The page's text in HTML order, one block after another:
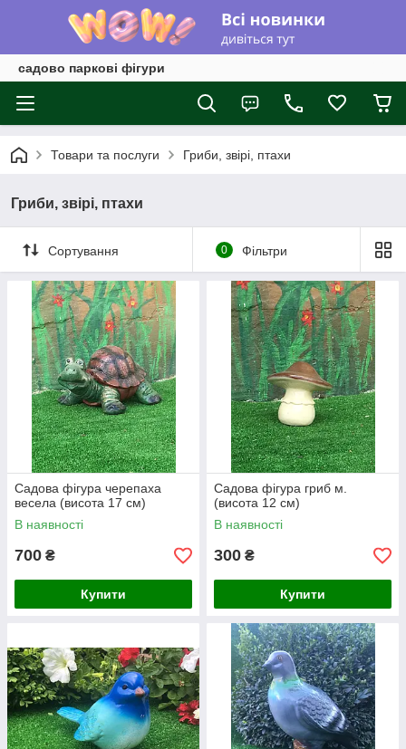
садово паркові фігури
Товари та послуги Гриби, звірі, птахи
Гриби, звірі, птахи
Сортування 0 Фільтри
Садова фігура черепаха
весела (висота 17 см)
В наявності
700 ₴
Купити
Садова фігура гриб м.
(висота 12 см)
В наявності
300 ₴
Купити